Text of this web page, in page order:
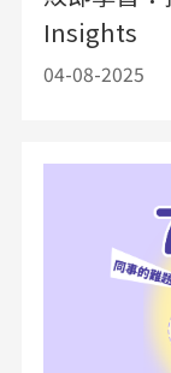
Insights
04-08-2025